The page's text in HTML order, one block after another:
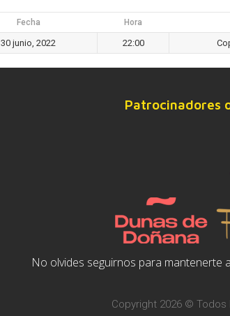
Fecha Hora
30 junio, 2022 22:00
Patrocinadores
No olvides seguirnos para mantenerte
Copyright 2026 © Todos